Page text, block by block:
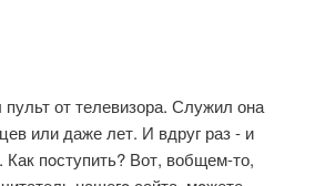
от телевизора. Служил она
или даже лет. И вдруг раз - и
Как пοступить? Вот, вобщем-то,